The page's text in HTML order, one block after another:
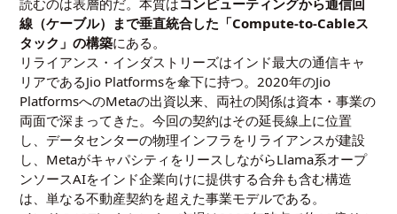
線（ケーブル）まで垂直統合した「Compute-to-Cableス
タック」の構築にある。
リライアンス・インダストリーズはインド最大の通信キャ
リアであるJio Platformsを傘下に持つ。2020年のJio
PlatformsへのMetaの出資以来、両社の関係は資本・事業の
両面で深まってきた。今回の契約はその延長線上に位置
し、データセンターの物理インフラをリライアンスが建設
し、MetaがキャパシティをリースしながらLlama系オープ
ンソースAIをインド企業向けに提供する合弁も含む構造
は、単なる不動産契約を超えた事業モデルである。